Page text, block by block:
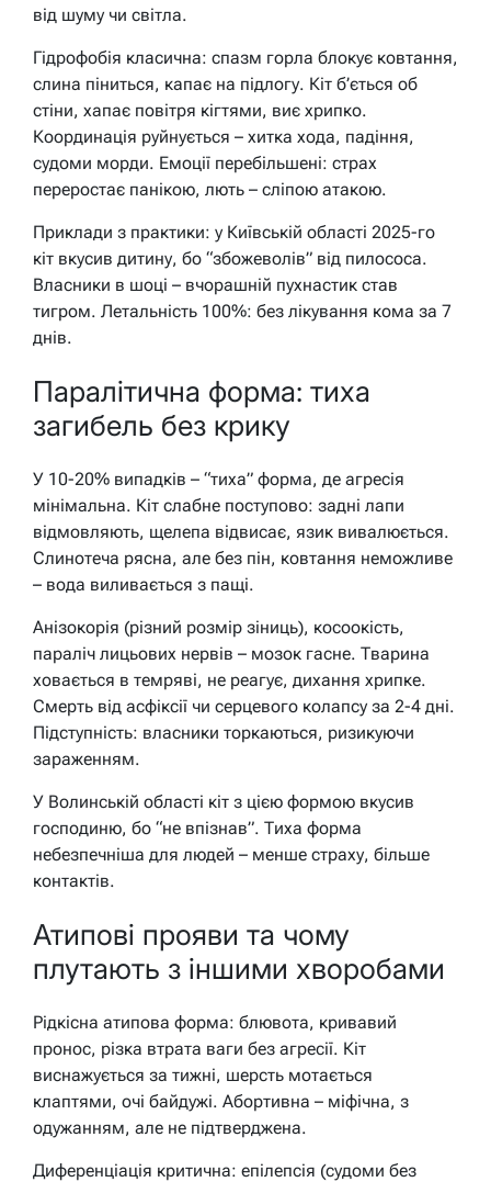
від шуму чи світла.
Гідрофобія класична: спазм горла блокує ковтання,
слина піниться, капає на підлогу. Кіт б’ється об
стіни, хапає повітря кігтями, виє хрипко.
Координація руйнується – хитка хода, падіння,
судоми морди. Емоції перебільшені: страх
переростає панікою, лють – сліпою атакою.
Приклади з практики: у Київській області 2025-го
кіт вкусив дитину, бо “збожеволів” від пилососа.
Власники в шоці – вчорашній пухнастик став
тигром. Летальність 100%: без лікування кома за 7
днів.
Паралітична форма: тиха
загибель без крику
У 10-20% випадків – “тиха” форма, де агресія
мінімальна. Кіт слабне поступово: задні лапи
відмовляють, щелепа відвисає, язик вивалюється.
Слинотеча рясна, але без пін, ковтання неможливе
– вода виливається з пащі.
Анізокорія (різний розмір зіниць), косоокість,
параліч лицьових нервів – мозок гасне. Тварина
ховається в темряві, не реагує, дихання хрипке.
Смерть від асфіксії чи серцевого колапсу за 2-4 дні.
Підступність: власники торкаються, ризикуючи
зараженням.
У Волинській області кіт з цією формою вкусив
господиню, бо “не впізнав”. Тиха форма
небезпечніша для людей – менше страху, більше
контактів.
Атипові прояви та чому
плутають з іншими хворобами
Рідкісна атипова форма: блювота, кривавий
пронос, різка втрата ваги без агресії. Кіт
виснажується за тижні, шерсть мотається
клаптями, очі байдужі. Абортивна – міфічна, з
одужанням, але не підтверджена.
Диференціація критична: епілепсія (судоми без